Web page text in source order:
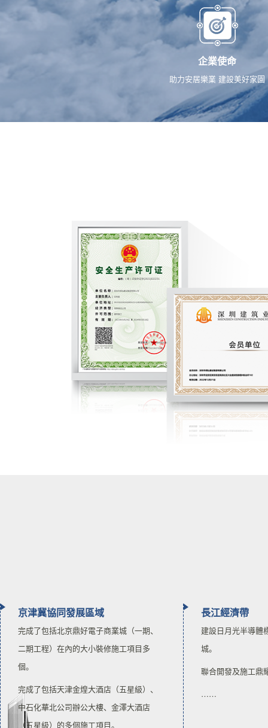
企業使命
助力安居樂業 建設美好家園
京津冀協同發展區域
完成了包括北京鼎好電子商業城（一期、
二期工程）在內的大小裝修施工項目多
個。
完成了包括天津金煌大酒店（五星級）、
中石化華北公司辦公大樓、金澤大酒店
（五星級）的多個施工項目。
長江經濟帶
建設日月光半導體
城。
聯合開發及施工鼎
……